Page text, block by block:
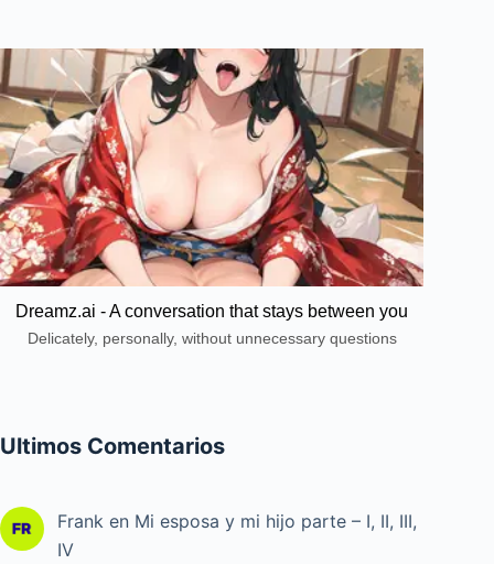
Dreamz.ai - A conversation that stays between you
Delicately, personally, without unnecessary questions
Ultimos Comentarios
Frank en Mi esposa y mi hijo parte – I, II, III,
IV